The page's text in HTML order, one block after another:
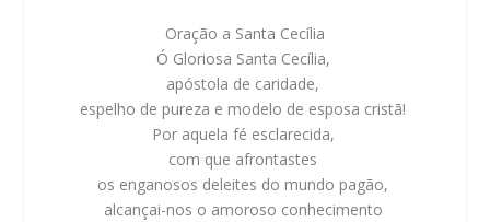
Oração a Santa Cecília
Ó Gloriosa Santa Cecília,
apóstola de caridade,
espelho de pureza e modelo de esposa cristã!
Por aquela fé esclarecida,
com que afrontastes
os enganosos deleites do mundo pagão,
alcançai-nos o amoroso conhecimento